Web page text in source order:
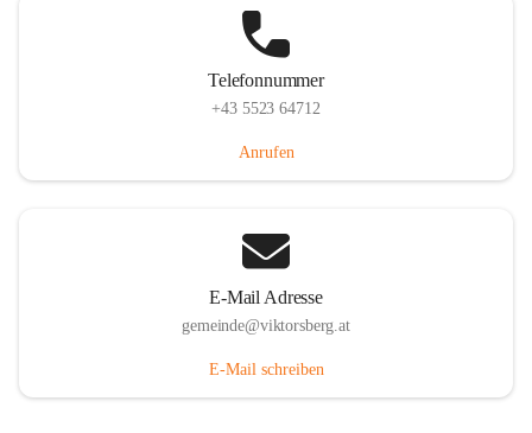
Telefonnummer
+43 5523 64712
Anrufen
E-Mail Adresse
gemeinde@viktorsberg.at
E-Mail schreiben